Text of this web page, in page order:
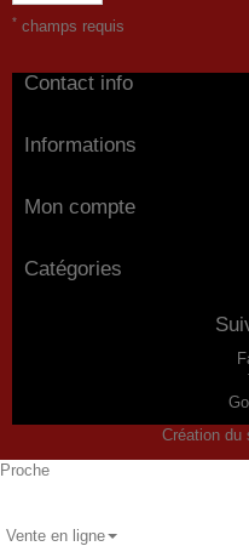
* champs requis
Contact info
Informations
Mon compte
Catégories
Création du
Proche
Vente en ligne